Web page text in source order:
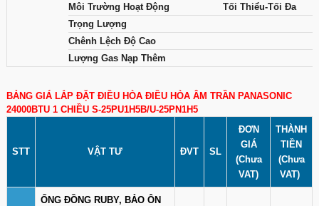
Môi Trường Hoạt Động
Tối Thiểu-Tối Đa
Trọng Lượng
Chênh Lệch Độ Cao
Lượng Gas Nạp Thêm
BẢNG GIÁ LẮP ĐẶT ĐIỀU HÒA ĐIỀU HÒA ÂM TRẦN PANASONIC
24000BTU 1 CHIỀU S-25PU1H5B/U-25PN1H5
STT VẬT TƯ ĐVT SL
ĐƠN
GIÁ
(Chưa
VAT)
THÀNH
TIỀN
(Chưa
VAT)
ỐNG ĐỒNG RUBY, BẢO ÔN